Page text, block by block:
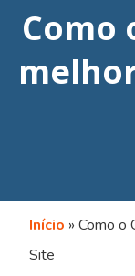
Como
Início »Como o
Site